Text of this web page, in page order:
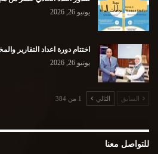
يونيو 26, 2026
اختتام دورة اعداد التقارير
يونيو 26, 2026
السابق التالي 1 من 384
للتواصل معنا